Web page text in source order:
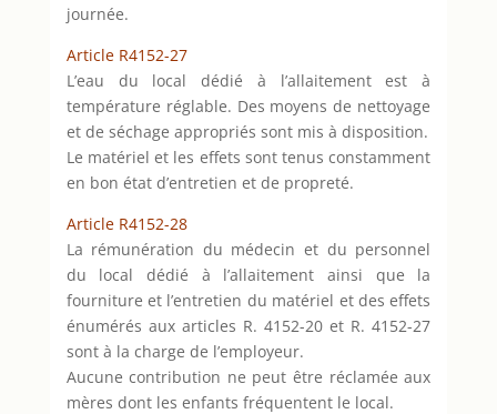
journée.
Article R4152-27
L’eau du local dédié à l’allaitement est à
température réglable. Des moyens de nettoyage
et de séchage appropriés sont mis à disposition.
Le matériel et les effets sont tenus constamment
en bon état d’entretien et de propreté.
Article R4152-28
La rémunération du médecin et du personnel
du local dédié à l’allaitement ainsi que la
fourniture et l’entretien du matériel et des effets
énumérés aux articles R. 4152-20 et R. 4152-27
sont à la charge de l’employeur.
Aucune contribution ne peut être réclamée aux
mères dont les enfants fréquentent le local.